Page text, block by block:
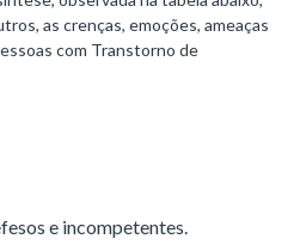
as crenças, emoções, ameaças
com Transtorno de
e incompetentes.